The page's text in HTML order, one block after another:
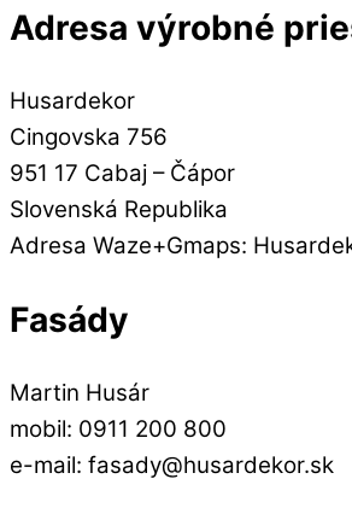
Adresa výrobné
Husardekor
Cingovska 756
951 17 Cabaj – Čápor
Slovenská Republika
Adresa Waze+Gmaps:
Fasády
Martin Husár
mobil: 0911 200 800
e-mail: fasady@husardekor.sk